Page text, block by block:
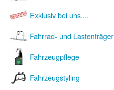
Exklusiv bei uns....
Fahrrad- und Lastenträger
Fahrzeugpflege
Fahrzeugstyling